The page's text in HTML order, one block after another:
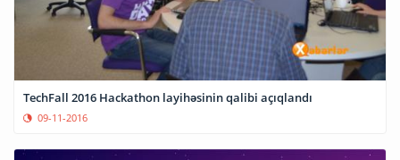
TechFall 2016 Hackathon layihəsinin qalibi açıqlandı
09-11-2016